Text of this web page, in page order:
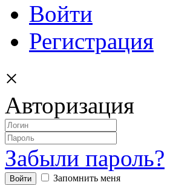
Войти
Регистрация
×
Авторизация
Забыли пароль?
Запомнить меня